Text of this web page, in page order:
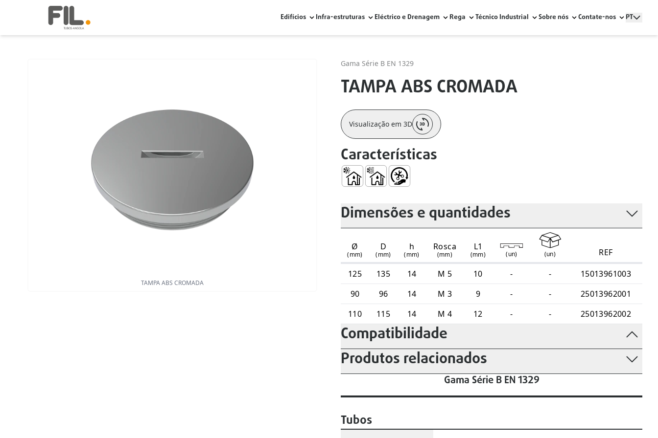
Edifícios Infra-estruturas Eléctrico e Drenagem Rega Técnico Industrial Sobre nós Contate-nos PT
TAMPA ABS CROMADA
Gama Série B EN 1329
TAMPA ABS CROMADA
Visualização em 3D
Características
Dimensões e quantidades
Ø
(mm)
D
(mm)
h
(mm)
Rosca
(mm)
L1
(mm) (un) (un)
REF
125
135 14 M 5 10 - -
15013961003
90
96 14 M 3 9 - -
25013962001
110
115 14 M 4 12 - - 25013962002
Compatibilidade
Produtos relacionados
Gama Série B EN 1329
Tubos